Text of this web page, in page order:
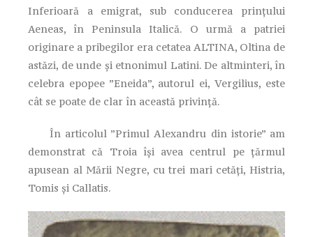
Inferioară a emigrat, sub conducerea prințului
Aeneas, în Peninsula Italică. O urmă a patriei
originare a pribegilor era cetatea ALTINA, Oltina de
astăzi, de unde și etnonimul Latini. De altminteri, în
celebra epopee ”Eneida”, autorul ei, Vergilius, este
cât se poate de clar în această privință.
În articolul ”Primul Alexandru din istorie” am
demonstrat că Troia își avea centrul pe țărmul
apusean al Mării Negre, cu trei mari cetăți, Histria,
Tomis și Callatis.